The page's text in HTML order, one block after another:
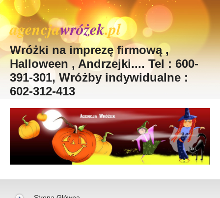
agencjawróżek.pl
Wróżki na imprezę firmową ,
Halloween , Andrzejki.... Tel : 600-
391-301, Wróżby indywidualne :
602-312-413